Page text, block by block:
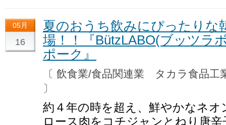
05月
16
夏のおうち飲みにぴったりな
場！！『BützLABO(ブッツラ
ポーク』
〔 飲食業/食品関連業 タカラ食品
〕
約４年の時を超え、鮮やかなネオ
ロース肉をコチジャンとねり唐